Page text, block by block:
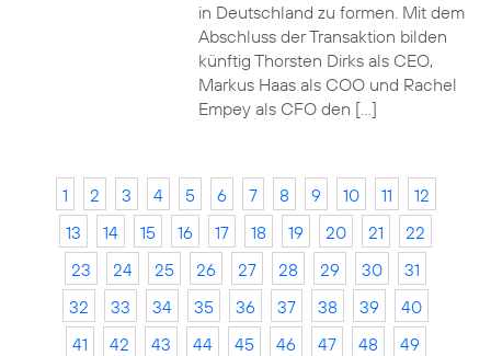
in Deutschland zu formen. Mit dem
Abschluss der Transaktion bilden
künftig Thorsten Dirks als CEO,
Markus Haas als COO und Rachel
Empey als CFO den […]
1 2 3 4 5 6 7 8 9 10 11
12
13
14 15 16 17 18 19 20 21
22
23
24 25 26 27 28 29 30
31
32
33 34 35 36 37 38 39
40
41
42 43 44 45 46 47 48
49